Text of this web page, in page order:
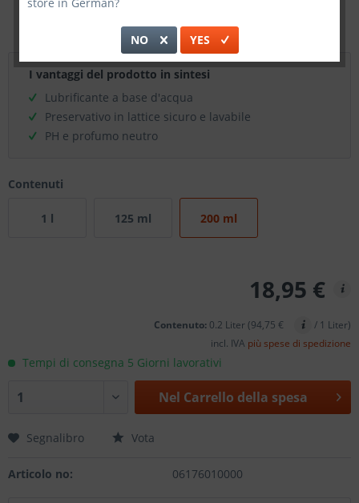
I vantaggi del prodotto in sintesi
Lubrificante a base d'acqua
Preservativo in lattice sicuro e lavabile
PH e profumo neutro
Contenuti
1 l 125 ml 200 ml
18,95 €
Contenuto: 0.2 Liter (94,75 €
/ 1 Liter)
incl. IVA più spese di spedizione
Tempi di consegna 5 Giorni lavorativi
Nel Carrello della spesa
Segnalibro Vota
Articolo no: 06176010000
NO YES